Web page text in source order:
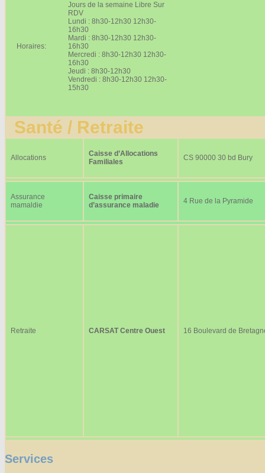
Horaires:
Jours de la semaine Libre Sur
RDV
Lundi : 8h30-12h30 12h30-
16h30
Mardi : 8h30-12h30 12h30-
16h30
Mercredi : 8h30-12h30 12h30-
16h30
Jeudi : 8h30-12h30
Vendredi : 8h30-12h30 12h30-
15h30
Santé / Retraite
Allocations
Caisse d’Allocations
Familiales
CS 90000 30 bd Bury
Assurance
mamaldie
Caisse primaire
d’assurance maladie
4 Rue de la Pyramide
Retraite CARSAT Centre Ouest 16 Boulevard de
Services